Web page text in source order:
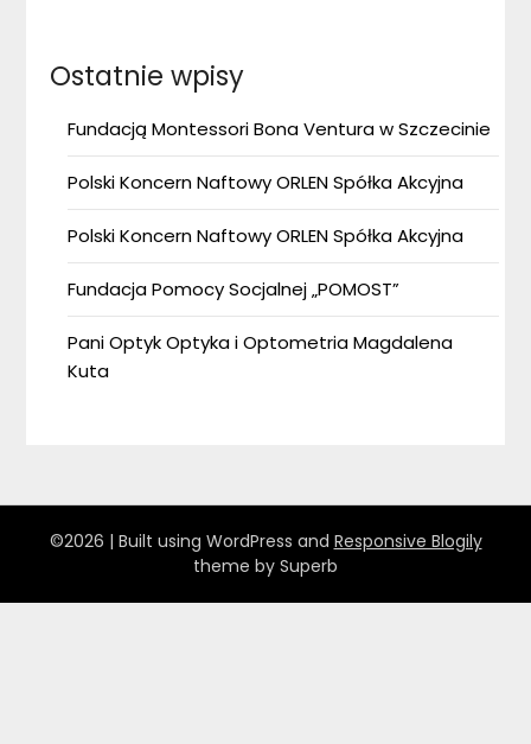
Ostatnie wpisy
Fundacją Montessori Bona Ventura w Szczecinie
Polski Koncern Naftowy ORLEN Spółka Akcyjna
Polski Koncern Naftowy ORLEN Spółka Akcyjna
Fundacja Pomocy Socjalnej „POMOST”
Pani Optyk Optyka i Optometria Magdalena
Kuta
©2026 | Built using WordPress and Responsive Blogily
theme by Superb